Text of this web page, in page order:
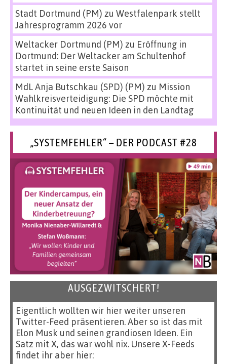
Stadt Dortmund (PM) zu Westfalenpark stellt
Jahresprogramm 2026 vor
Weltacker Dortmund (PM) zu Eröffnung in
Dortmund: Der Weltacker am Schultenhof
startet in seine erste Saison
MdL Anja Butschkau (SPD) (PM) zu Mission
Wahlkreisverteidigung: Die SPD möchte mit
Kontinuität und neuen Ideen in den Landtag
„SYSTEMFEHLER“ – DER PODCAST #28
AUSGEZWITSCHERT!
Eigentlich wollten wir hier weiter unseren
Twitter-Feed präsentieren. Aber so ist das mit
Elon Musk und seinen grandiosen Ideen. Ein
Satz mit X, das war wohl nix. Unsere X-Feeds
findet ihr aber hier: